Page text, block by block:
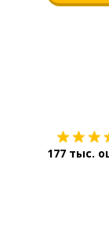
177 тыс.